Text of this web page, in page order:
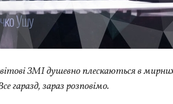
ЗМІ душевно плескаються в
гаразд, зараз розповімо.